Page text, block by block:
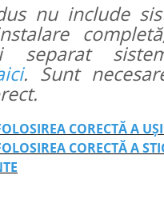
nu include
separat
. Sunt
CORECTĂ A
CORECTĂ A